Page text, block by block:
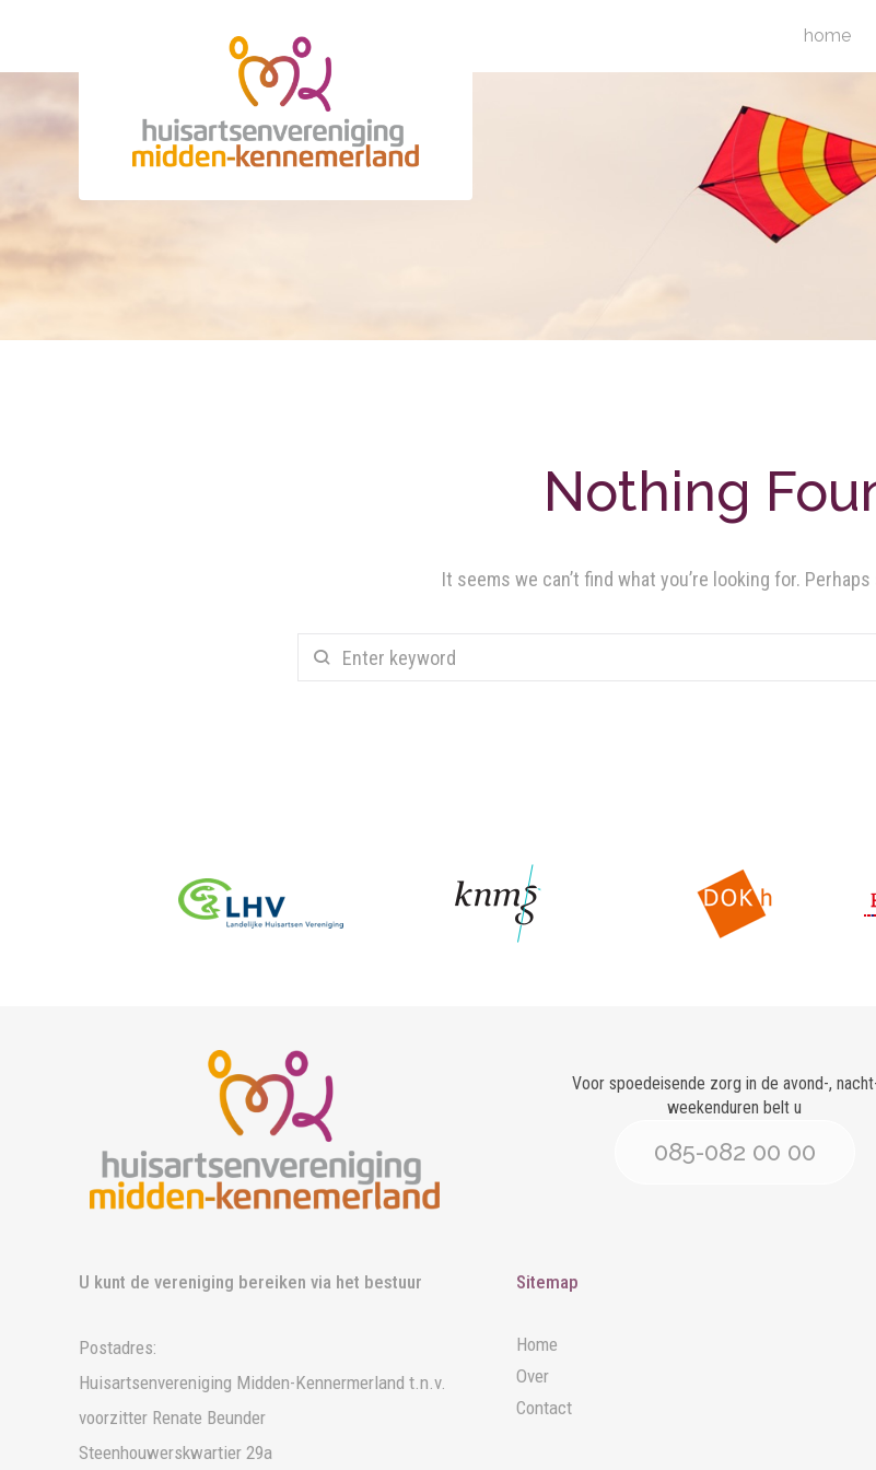
home
Nothing
It seems we can’t find what you’re looking for.
Voor spoedeisende zorg in de avond-,
weekenduren belt u
085-082 00 00
U kunt de vereniging bereiken via het bestuur
Postadres:
Huisartsenvereniging Midden-Kennermerland t.n.v.
voorzitter Renate Beunder
Steenhouwerskwartier 29a
Sitemap
Home
Over
Contact